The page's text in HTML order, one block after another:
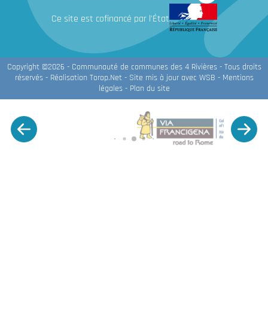
Ce site est cofinancé par l'État
Copyright ©2026 - Communauté de communes des 4 Rivières - Tous droits
réservés - Réalisation Torop.Net- Site mis à jour avec WSB - Mentions
légales- Plan du site